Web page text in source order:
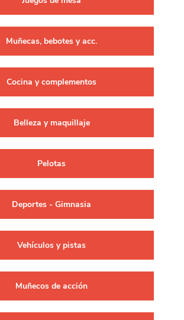
Muñecas, bebotes y acc.
Cocina y complementos
Belleza y maquillaje
Pelotas
Deportes - Gimnasia
Vehículos y pistas
Muñecos de acción